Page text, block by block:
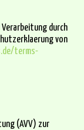
durch
von
terms-
(AVV) zur